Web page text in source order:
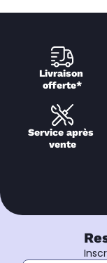
Livraison
offerte*
Service après
vente